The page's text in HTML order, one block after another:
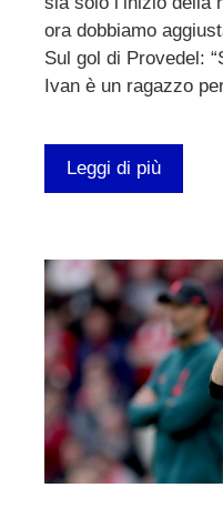
ora dobbiamo
Sul gol di Provedel:
Ivan è un ragazzo
Leggi di più